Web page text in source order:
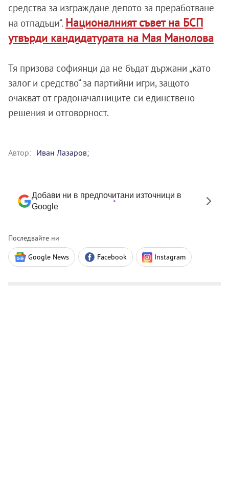
средства за изграждане депото за преработване
на отпадъци“. Националният съвет на БСП
утвърди кандидатурата на Мая Манолова
Тя призова софиянци да не бъдат държани „като
залог и средство“ за партийни игри, защото
очакват от градоначалниците си единствено
решения и отговорност.
Автор: Иван Лазаров;
Добави ни в предпочитани източници в
Google
Последвайте ни
Google News Facebook Instagram